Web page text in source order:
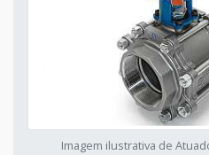
Imagem ilustrativa de